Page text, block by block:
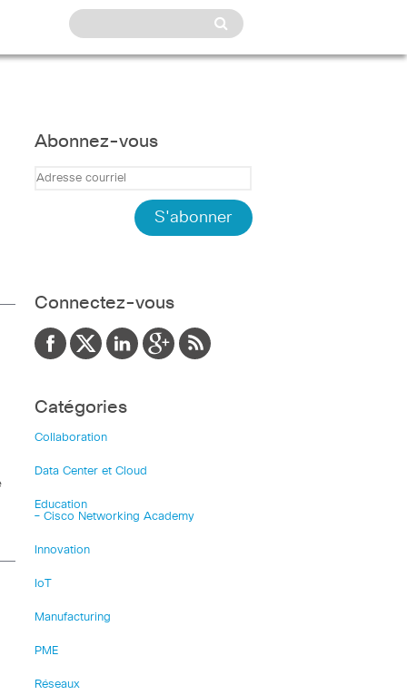
Abonnez-vous
Connectez-vous
Catégories
Collaboration
Data Center et Cloud
Education
– Cisco Networking Academy
Innovation
IoT
Manufacturing
PME
Réseaux